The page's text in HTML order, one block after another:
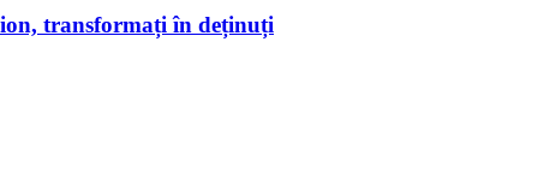
transformați în deținuți